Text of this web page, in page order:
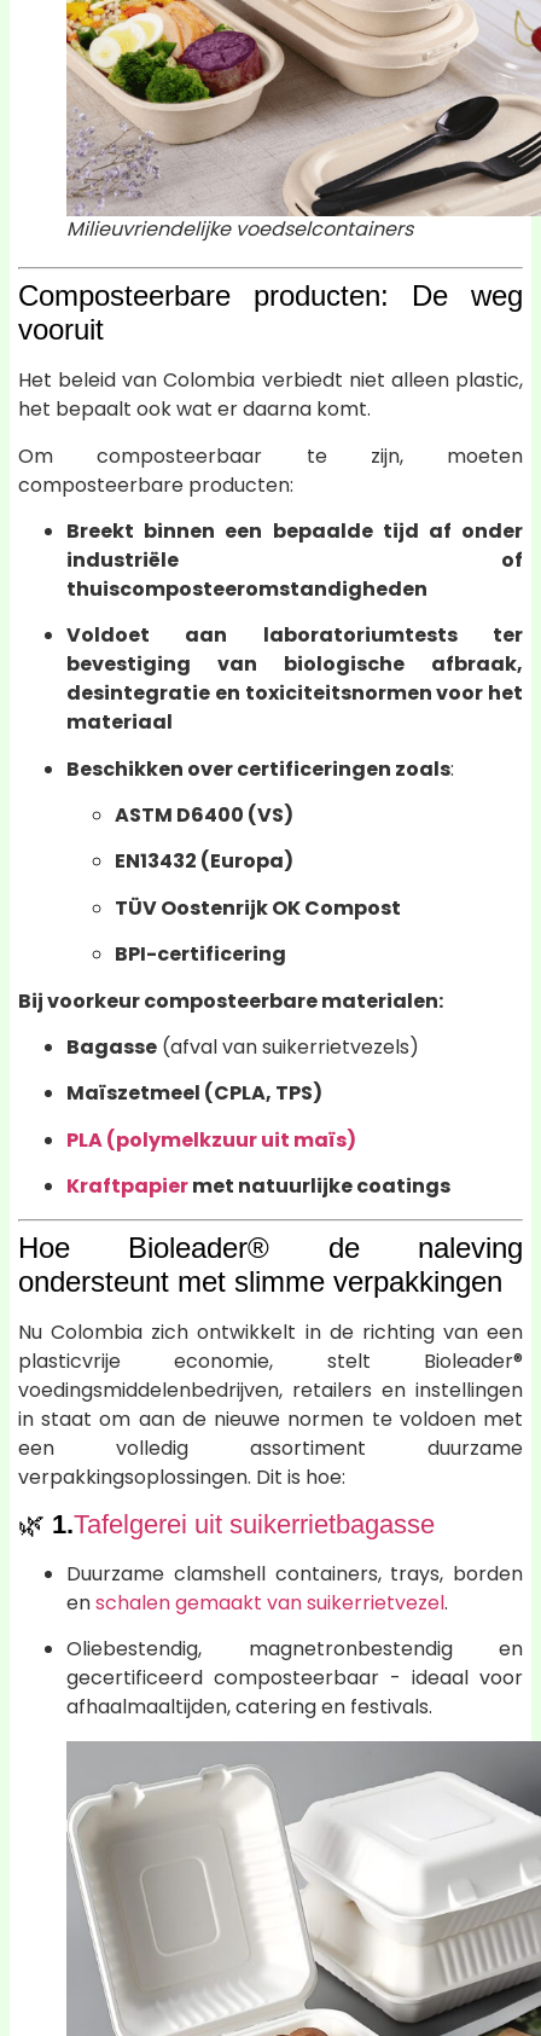
Milieuvriendelijke voedselcontainers
Composteerbare producten: De weg
vooruit
Het beleid van Colombia verbiedt niet alleen plastic,
het bepaalt ook wat er daarna komt.
Om composteerbaar te zijn, moeten
composteerbare producten:
Breekt binnen een bepaalde tijd af onder
industriële of
thuiscomposteeromstandigheden
Voldoet aan laboratoriumtests ter
bevestiging van biologische afbraak,
desintegratie en toxiciteitsnormen voor het
materiaal
Beschikken over certificeringen zoals:
ASTM D6400 (VS)
EN13432 (Europa)
TÜV Oostenrijk OK Compost
BPI-certificering
Bij voorkeur composteerbare materialen:
Bagasse (afval van suikerrietvezels)
Maïszetmeel (CPLA, TPS)
PLA (polymelkzuur uit maïs)
Kraftpapiermet natuurlijke coatings
Hoe Bioleader® de naleving
ondersteunt met slimme verpakkingen
Nu Colombia zich ontwikkelt in de richting van een
plasticvrije economie, stelt Bioleader®
voedingsmiddelenbedrijven, retailers en instellingen
in staat om aan de nieuwe normen te voldoen met
een volledig assortiment duurzame
verpakkingsoplossingen. Dit is hoe:
🌿 1.Tafelgerei uit suikerrietbagasse
Duurzame clamshell containers, trays, borden
enschalen gemaakt van suikerrietvezel.
Oliebestendig, magnetronbestendig en
gecertificeerd composteerbaar - ideaal voor
afhaalmaaltijden, catering en festivals.